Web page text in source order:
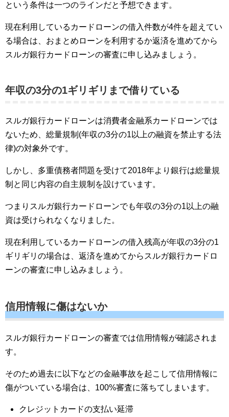
という条件は一つのラインだと予想できます。
現在利用しているカードローンの借入件数が4件を超えてい
る場合は、おまとめローンを利用するか返済を進めてから
スルガ銀行カードローンの審査に申し込みましょう。
年収の3分の1ギリギリまで借りている
スルガ銀行カードローンは消費者金融系カードローンでは
ないため、総量規制(年収の3分の1以上の融資を禁止する法
律)の対象外です。
しかし、多重債務者問題を受けて2018年より銀行は総量規
制と同じ内容の自主規制を設けています。
つまりスルガ銀行カードローンでも年収の3分の1以上の融
資は受けられなくなりました。
現在利用しているカードローンの借入残高が年収の3分の1
ギリギリの場合は、返済を進めてからスルガ銀行カードロ
ーンの審査に申し込みましょう。
信用情報に傷はないか
スルガ銀行カードローンの審査では信用情報が確認されま
す。
そのため過去に以下などの金融事故を起こして信用情報に
傷がついている場合は、100%審査に落ちてしまいます。
クレジットカードの支払い延滞